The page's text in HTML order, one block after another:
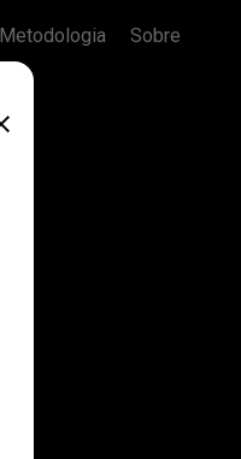
Metodologia Sobre